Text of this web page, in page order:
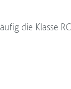
die Klasse